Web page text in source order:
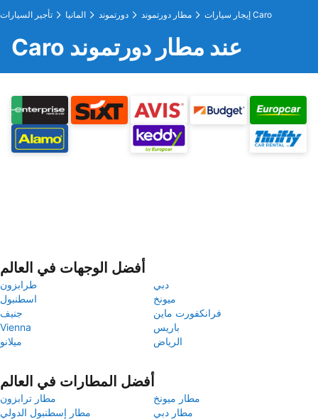
تأجير السيارات المانيا دورتموند مطار دورتموند إيجار سيارات Caro
Caro عند مطار دورتموند
أفضل الوجهات في العالم
طرابزون
دبي
اسطنبول
ميونخ
جنيف
فرانكفورت ماين
Vienna
باريس
ميلانو
الرياض
أفضل المطارات في العالم
مطار ترابزون
مطار ميونخ
مطار إسطنبول الدولي
مطار دبي